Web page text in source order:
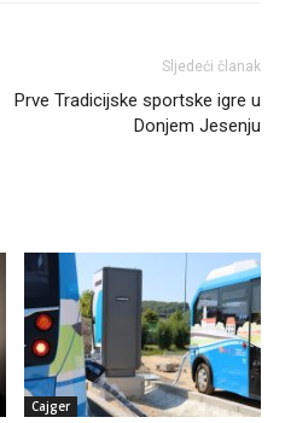
Sljedeći članak
Prve Tradicijske sportske igre u
Donjem Jesenju
Cajger